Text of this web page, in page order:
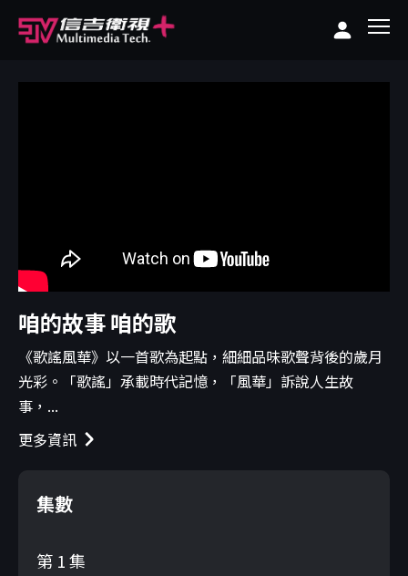
咱的故事 咱的歌
《歌謠風華》以一首歌為起點，細細品味歌聲背後的歲月
光彩。「歌謠」承載時代記憶，「風華」訴說人生故
事，...
更多資訊
集數
第 1 集